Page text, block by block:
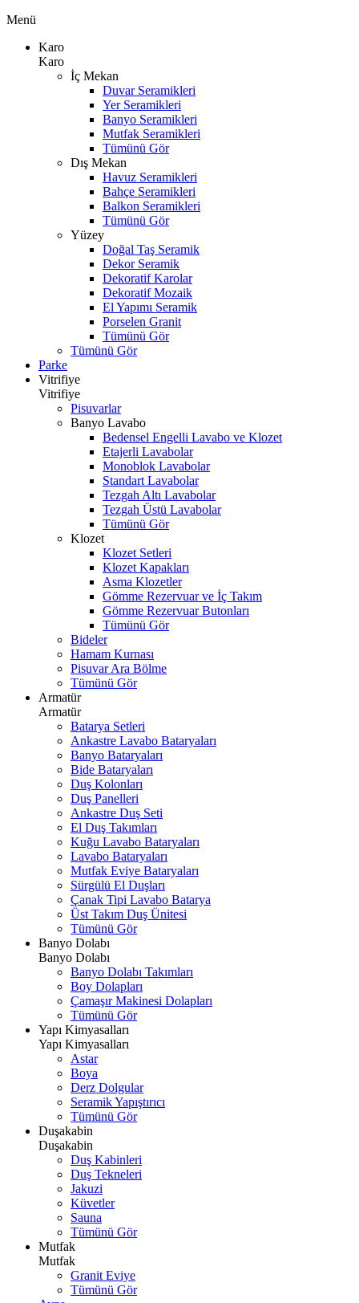
Menü
Karo
Karo
İç Mekan
Duvar Seramikleri
Yer Seramikleri
Banyo Seramikleri
Mutfak Seramikleri
Tümünü Gör
Dış Mekan
Havuz Seramikleri
Bahçe Seramikleri
Balkon Seramikleri
Tümünü Gör
Yüzey
Doğal Taş Seramik
Dekor Seramik
Dekoratif Karolar
Dekoratif Mozaik
El Yapımı Seramik
Porselen Granit
Tümünü Gör
Tümünü Gör
Parke
Vitrifiye
Vitrifiye
Pisuvarlar
Banyo Lavabo
Bedensel Engelli Lavabo ve Klozet
Etajerli Lavabolar
Monoblok Lavabolar
Standart Lavabolar
Tezgah Altı Lavabolar
Tezgah Üstü Lavabolar
Tümünü Gör
Klozet
Klozet Setleri
Klozet Kapakları
Asma Klozetler
Gömme Rezervuar ve İç Takım
Gömme Rezervuar Butonları
Tümünü Gör
Bideler
Hamam Kurnası
Pisuvar Ara Bölme
Tümünü Gör
Armatür
Armatür
Batarya Setleri
Ankastre Lavabo Bataryaları
Banyo Bataryaları
Bide Bataryaları
Duş Kolonları
Duş Panelleri
Ankastre Duş Seti
El Duş Takımları
Kuğu Lavabo Bataryaları
Lavabo Bataryaları
Mutfak Eviye Bataryaları
Sürgülü El Duşları
Çanak Tipi Lavabo Batarya
Üst Takım Duş Ünitesi
Tümünü Gör
Banyo Dolabı
Banyo Dolabı
Banyo Dolabı Takımları
Boy Dolapları
Çamaşır Makinesi Dolapları
Tümünü Gör
Yapı Kimyasalları
Yapı Kimyasalları
Astar
Boya
Derz Dolgular
Seramik Yapıştırıcı
Tümünü Gör
Duşakabin
Duşakabin
Duş Kabinleri
Duş Tekneleri
Jakuzi
Küvetler
Sauna
Tümünü Gör
Mutfak
Mutfak
Granit Eviye
Tümünü Gör